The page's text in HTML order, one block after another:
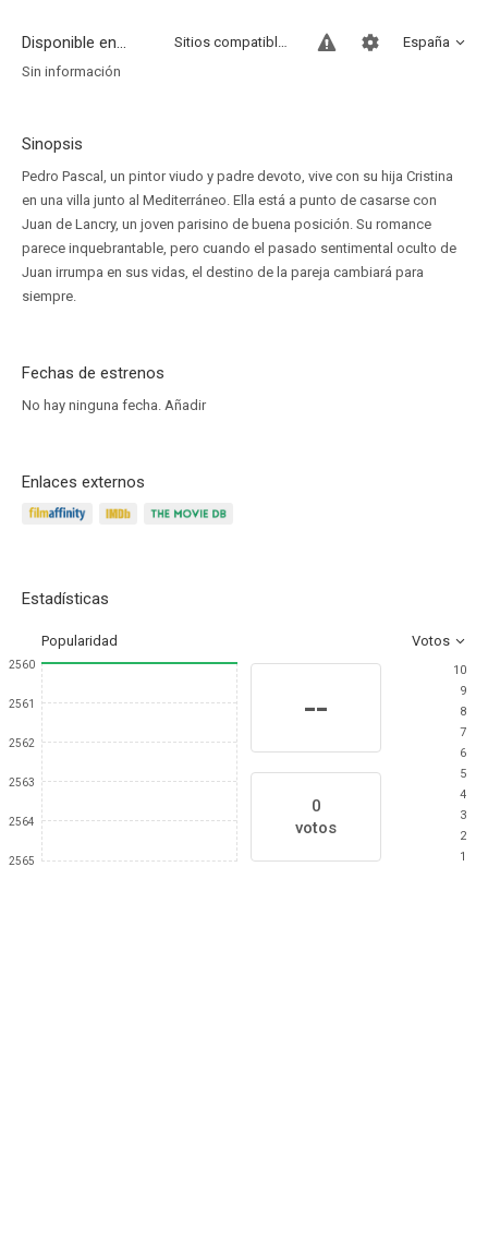
Disponible en... España
Sitios compatibles
Sin información
Sinopsis
Pedro Pascal, un pintor viudo y padre devoto, vive con su hija Cristina
en una villa junto al Mediterráneo. Ella está a punto de casarse con
Juan de Lancry, un joven parisino de buena posición. Su romance
parece inquebrantable, pero cuando el pasado sentimental oculto de
Juan irrumpa en sus vidas, el destino de la pareja cambiará para
siempre.
Fechas de estrenos
No hay ninguna fecha. Añadir
Enlaces externos
Estadísticas
Popularidad Votos
2560
2561
2562
2563
2564
2565
--
0
votos
10
9
8
7
6
5
4
3
2
1